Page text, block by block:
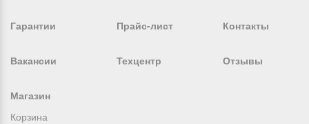
Гарантии Прайс-лист Контакты
Вакансии Техцентр Отзывы
Магазин
Корзина